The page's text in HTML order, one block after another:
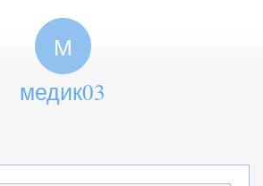
М
медик03